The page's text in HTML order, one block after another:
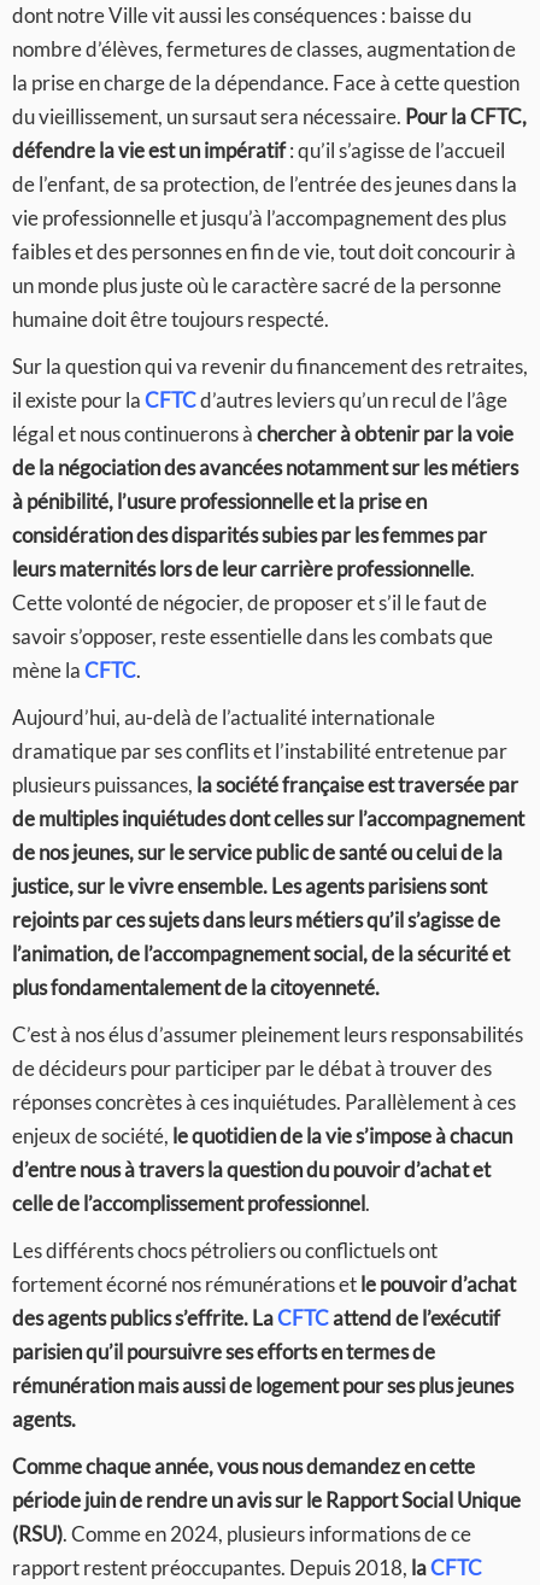
dont notre Ville vit aussi les conséquences : baisse du
nombre d’élèves, fermetures de classes, augmentation de
la prise en charge de la dépendance. Face à cette question
du vieillissement, un sursaut sera nécessaire. Pour laCFTC,
défendre la vie est un impératif: qu’il s’agisse de l’accueil
de l’enfant, de sa protection, de l’entrée des jeunes dans la
vie professionnelle et jusqu’à l’accompagnement des plus
faibles et des personnes en fin de vie, tout doit concourir à
un monde plus juste où le caractère sacré de la personne
humaine doit être toujours respecté.
Sur la question qui va revenir du financement des retraites,
il existe pour laCFTCd’autres leviers qu’un recul de l’âge
légal et nous continuerons àchercher à obtenir par la voie
de la négociation des avancées notamment sur les métiers
à pénibilité, l’usure professionnelle et la prise en
considération des disparités subies par les femmes par
leurs maternités lors de leur carrière professionnelle.
Cette volonté de négocier, de proposer et s’il le faut de
savoir s’opposer, reste essentielle dans les combats que
mène laCFTC.
Aujourd’hui, au-delà de l’actualité internationale
dramatique par ses conflits et l’instabilité entretenue par
plusieurs puissances, la société française est traversée par
de multiples inquiétudes dont celles sur l’accompagnement
de nos jeunes, sur le service public de santé ou celui de la
justice, sur le vivre ensemble.Les agents parisiens sont
rejoints par ces sujets dans leurs métiers qu’il s’agisse de
l’animation, de l’accompagnement social, de la sécurité et
plus fondamentalement de la citoyenneté.
C’est à nos élus d’assumer pleinement leurs responsabilités
de décideurs pour participer par le débat à trouver des
réponses concrètes à ces inquiétudes. Parallèlement à ces
enjeux de société, le quotidien de la vie s’impose à chacun
d’entre nous à travers la question du pouvoir d’achat et
celle de l’accomplissement professionnel.
Les différents chocs pétroliers ou conflictuels ont
fortement écorné nos rémunérations etle pouvoir d’achat
des agents publics s’effrite. LaCFTCattend de l’exécutif
parisien qu’il poursuivre sesefforts en termes de
rémunération mais aussi de logement pour ses plus jeunes
agents.
Comme chaque année, vous nous demandez en cette
période juin de rendre un avis sur le Rapport Social Unique
(RSU). Comme en 2024, plusieurs informations de ce
rapport restent préoccupantes. Depuis 2018, laCFTC